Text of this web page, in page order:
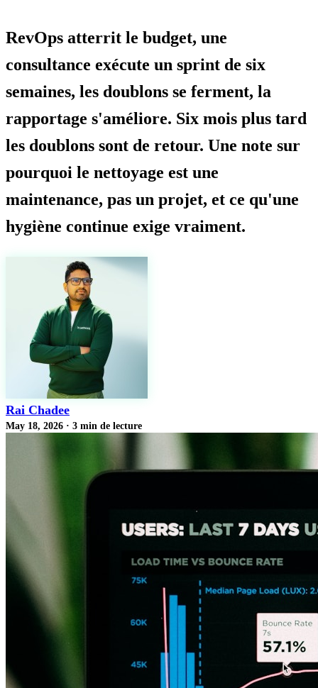
RevOps atterrit le budget, une
consultance exécute un sprint de six
semaines, les doublons se ferment, la
rapportage s'améliore. Six mois plus tard
les doublons sont de retour. Une note sur
pourquoi le nettoyage est une
maintenance, pas un projet, et ce qu'une
hygiène continue exige vraiment.
Rai Chadee
May 18, 2026 · 3 min de lecture